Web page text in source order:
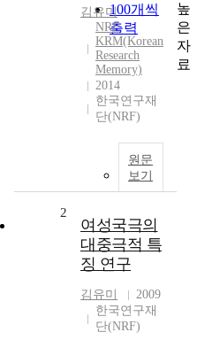
100개씩
출력
김유미
NRF
KRM(Korean
Research
Memory)
2014
한국연구재
단(NRF)
원문
보기
2
여성국극의
대중극적 특
징 연구
김유미
2009
한국연구재
단(NRF)
높
은
자
료